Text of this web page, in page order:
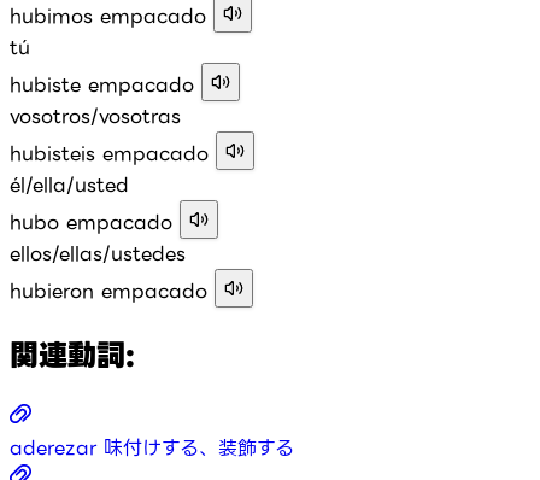
hubimos empacado
tú
hubiste empacado
vosotros/vosotras
hubisteis empacado
él/ella/usted
hubo empacado
ellos/ellas/ustedes
hubieron empacado
関連動詞:
aderezar 味付けする、装飾する